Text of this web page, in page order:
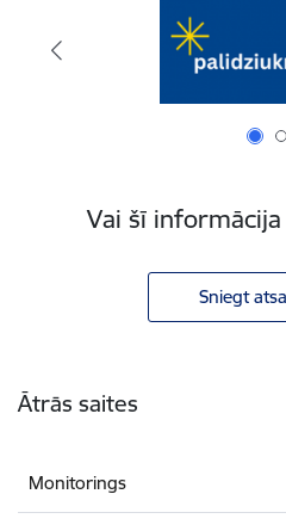
Vai šī
Sniegt
Ātrās saites
Monitorings